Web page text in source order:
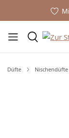
Düfte Nischendüfte